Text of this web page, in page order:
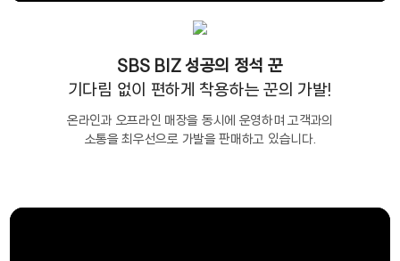
SBS BIZ 성공의 정석 꾼
기다림 없이 편하게 착용하는 꾼의 가발!
온라인과 오프라인 매장을 동시에 운영하며 고객과의
소통을 최우선으로 가발을 판매하고 있습니다.